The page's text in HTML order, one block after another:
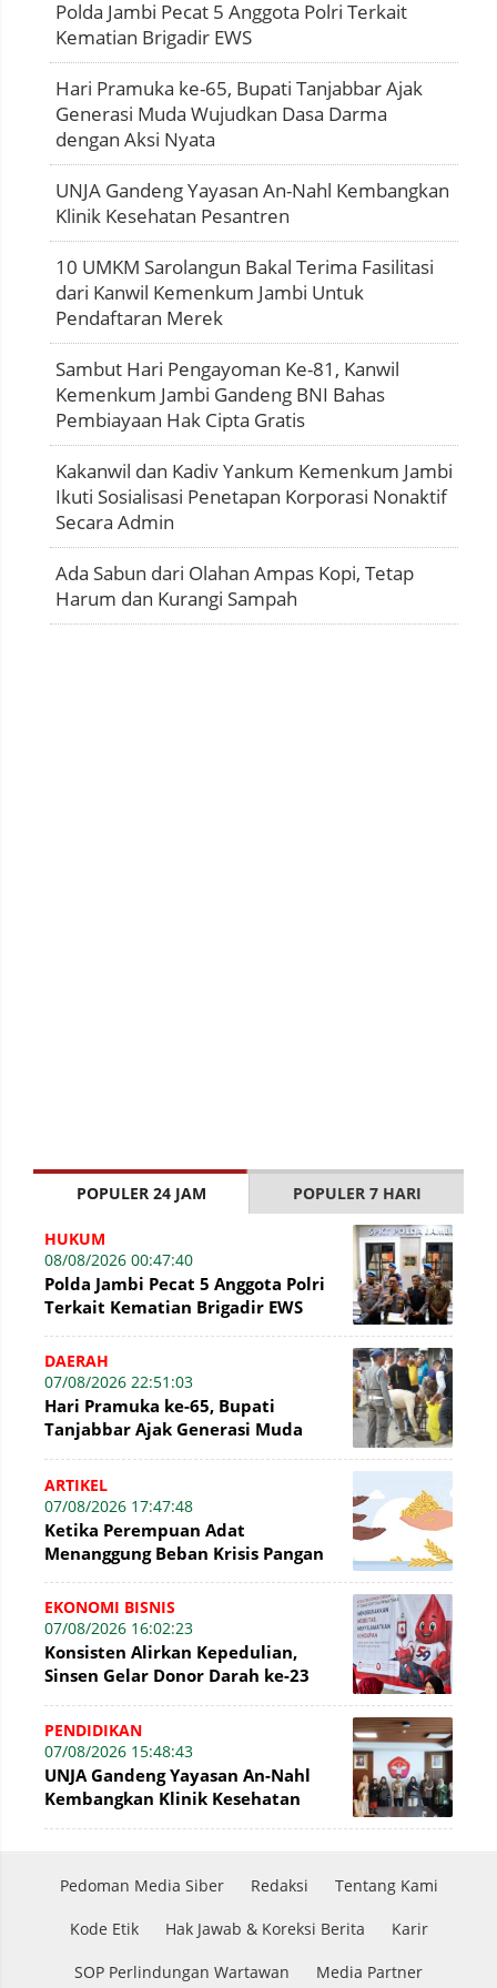
Polda Jambi Pecat 5 Anggota Polri Terkait
Kematian Brigadir EWS
Hari Pramuka ke-65, Bupati Tanjabbar Ajak
Generasi Muda Wujudkan Dasa Darma
dengan Aksi Nyata
UNJA Gandeng Yayasan An-Nahl Kembangkan
Klinik Kesehatan Pesantren
10 UMKM Sarolangun Bakal Terima Fasilitasi
dari Kanwil Kemenkum Jambi Untuk
Pendaftaran Merek
Sambut Hari Pengayoman Ke-81, Kanwil
Kemenkum Jambi Gandeng BNI Bahas
Pembiayaan Hak Cipta Gratis
Kakanwil dan Kadiv Yankum Kemenkum Jambi
Ikuti Sosialisasi Penetapan Korporasi Nonaktif
Secara Admin
Ada Sabun dari Olahan Ampas Kopi, Tetap
Harum dan Kurangi Sampah
POPULER 24 JAM POPULER 7 HARI
HUKUM
08/08/2026 00:47:40
Polda Jambi Pecat 5 Anggota Polri
Terkait Kematian Brigadir EWS
DAERAH
07/08/2026 22:51:03
Hari Pramuka ke-65, Bupati
Tanjabbar Ajak Generasi Muda
Nyata
ARTIKEL
07/08/2026 17:47:48
Ketika Perempuan Adat
Menanggung Beban Krisis Pangan
EKONOMI BISNIS
07/08/2026 16:02:23
Konsisten Alirkan Kepedulian,
Sinsen Gelar Donor Darah ke-23
Sinsen
PENDIDIKAN
07/08/2026 15:48:43
UNJA Gandeng Yayasan An-Nahl
Kembangkan Klinik Kesehatan
Pedoman Media Siber Redaksi Tentang Kami
Kode Etik Hak Jawab & Koreksi Berita Karir
SOP Perlindungan Wartawan Media Partner